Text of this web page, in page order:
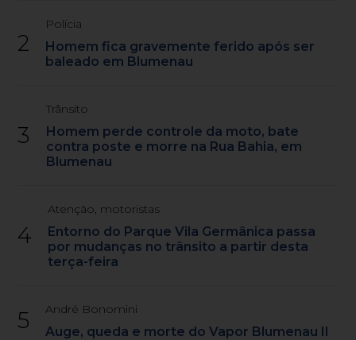
2
Polícia
Homem fica gravemente ferido após ser
baleado em Blumenau
3
Trânsito
Homem perde controle da moto, bate
contra poste e morre na Rua Bahia, em
Blumenau
4
Atenção, motoristas
Entorno do Parque Vila Germânica passa
por mudanças no trânsito a partir desta
terça-feira
5 André Bonomini
Auge, queda e morte do Vapor Blumenau II